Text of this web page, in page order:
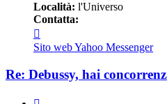
Località: l'Universo
Contatta:
debussy78
Sito webYahoo Messenger
Re: Debussy, hai